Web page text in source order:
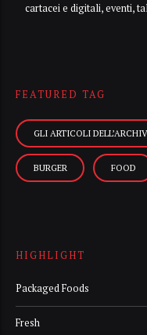
cartacei e digitali, eventi,
FEATURED TAG
GLI ARTICOLI
BURGER FOOD
HIGHLIGHT
Packaged Foods
Fresh